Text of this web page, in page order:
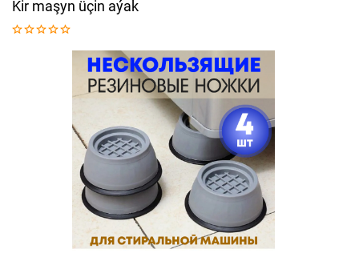
Kir maşyn üçin aýak